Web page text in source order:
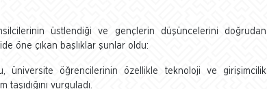
üstlendiği ve gençlerin düşüncelerini doğrudan
öne çıkan başlıklar şunlar oldu:
üniversite öğrencilerinin özellikle teknoloji ve girişimcilik
vurguladı.